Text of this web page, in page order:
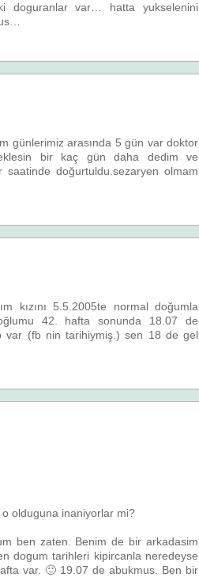
doguranlar var… hatta yukselenini
günlerimiz arasında 5 gün var doktor
bir kaç gün daha dedim ve
doğurtuldu.sezaryen olmam
kızını 5.5.2005te normal doğumla
42. hafta sonunda 18.07 de
var (fb nin tarihiymiş.) sen 18 de gel
olduguna inaniyorlar mi?
ben zaten. Benim de bir arkadasim
dogum tarihleri kipircanla neredeyse
var. 🙂 19.07 de abukmus. Ben bir